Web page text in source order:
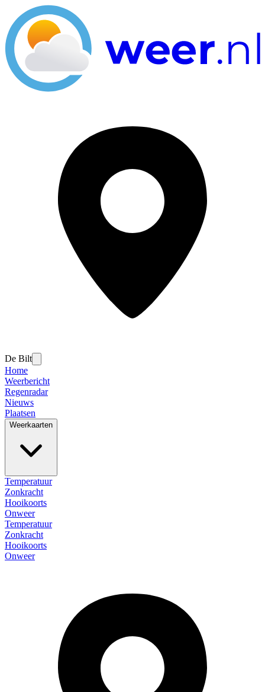
De Bilt
Home
Weerbericht
Regenradar
Nieuws
Plaatsen
Weerkaarten
Temperatuur
Zonkracht
Hooikoorts
Onweer
Temperatuur
Zonkracht
Hooikoorts
Onweer